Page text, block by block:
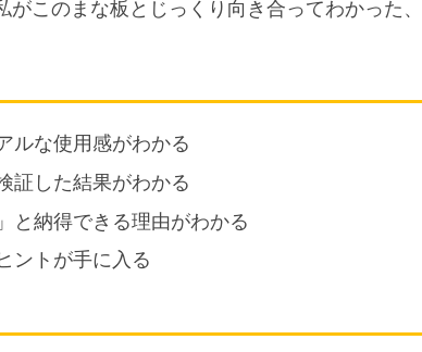
このまな板とじっくり向き合ってわかった、
ルな使用感がわかる
証した結果がわかる
と納得できる理由がわかる
ントが手に入る